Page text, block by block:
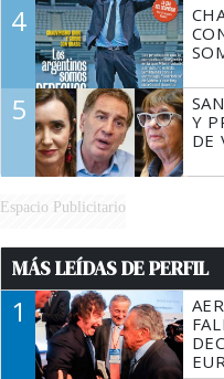
4
5
Y
DE
Espacio Publicitario
MÁS LEÍDAS DE PERFIL
1